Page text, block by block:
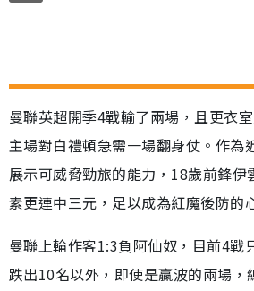
曼聯英超開季4戰輸了兩場，且更衣
主場對白禮頓急需一場翻身仗。作為
展示可威脅勁旅的能力，18歲前鋒伊
素更連中三元，足以成為紅魔後防的
曼聯上輪作客1:3負阿仙奴，目前4戰
跌出10名以外，即使是贏波的兩場，